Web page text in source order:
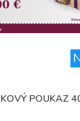
Obľúbené
POUKAZ